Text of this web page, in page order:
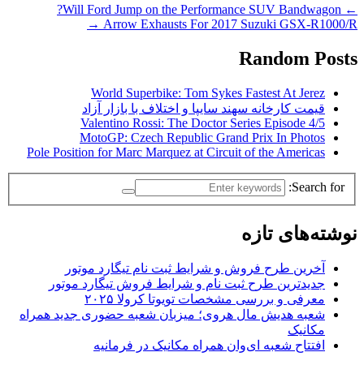
←
Arrow Exhausts For 2017 Suzuki GSX-R1000/R
→
Random Posts
World Superbike: Tom Sykes Fastest At Jerez
قیمت کارخانه سهند سایپا و اختلاف با بازار آزاد
Valentino Rossi: The Doctor Series Episode 4/5
MotoGP: Czech Republic Grand Prix In Photos
Pole Position for Marc Marquez at Circuit of the Americas
Search for:
نوشته‌های تازه
آخرین طرح فروش و شرایط ثبت نام تیگارد موتور
جدیدترین طرح ثبت نام و شرایط فروش تیگارد موتور
معرفی و بررسی مشخصات تویوتا کرولا ۲۰۲۵
شعبه هدیش مال هروی؛ میزبان شعبه حضوری جدید همراه
مکانیک
افتتاح شعبه ای‌وان همراه مکانیک در فرمانیه